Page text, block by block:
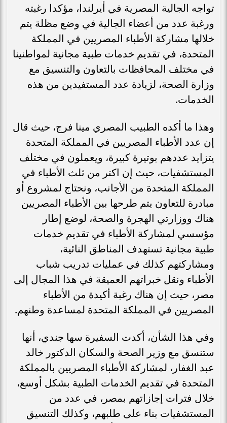
تواجه الجالية المصرية في أيرلندا، مؤكدا رغبته
ورغبة عدد من أعضاء الجالية في وضع مظلة يتم
خلالها مشاركة الأطباء المصريين في المملكة
المتحدة، في تقديم خدمات طبية مجانية لمواطنينا
في مختلف المحافظات بالتعاون والتنسيق مع
وزارة الصحة، لزيادة عدد المستفيدين من هذه
الخدمات.
وهذا ما أكده الطبيب المصري مينا فرج، حيث قال
إن عدد الأطباء المصريين في المملكة المتحدة
يتزايد عددهم بوتيرة كبيرة، ويعملون في مختلف
المستشفيات، حيث إن اكتر من ثلث الأطباء في
المملكة المتحدة من الأجانب، ونحتاج لمشروع أو
مبادرة للتعاون يتم طرحها بين الأطباء المصريين
هناك ووزارتي الهجرة والصحة، لوضع إطار
مؤسسي لمشاركة الأطباء في تقديم خدمات
طبية مجانية تستهدف المناطق النائية،
ومشاركتهم كذلك في عمليات تدريب شباب
الأطباء ونقل خبراتهم العميقة في هذا المجال إلى
مصر، حيث إن هناك رغبة أكيدة من الأطباء
المصريين في المملكة المتحدة لمساعدة وطنهم.
وفي هذا الشأن، أكدت السفيرة سها جندي، أنها
ستنسق مع وزير الصحة والسكان الدكتور خالد
عبد الغفار، لمشاركة الأطباء المصريين بالمملكة
المتحدة في تقديم الخدمات الطبية بشكل أوسع،
خلال فترات إجازاتهم بمصر، في عدد من
المستشفيات بناء على طلبهم، وكذلك التنسيق